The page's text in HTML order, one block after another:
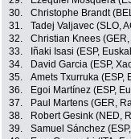
30.
Christophe Brandt
31.
Tadej Valjavec (SLO,
32.
Christian Knees
33.
Iñaki Isasi (ESP,
34.
David Garcia (ESP,
35.
Amets Txurruka (ESP,
36.
Egoi Martínez (ESP,
37.
Paul Martens (GER,
38.
Robert Gesink (NED,
39.
Samuel Sánchez